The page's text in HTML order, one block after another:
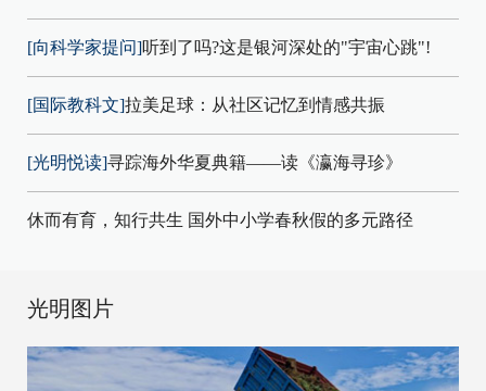
[向科学家提问]听到了吗?这是银河深处的"宇宙心跳"!
[国际教科文]拉美足球：从社区记忆到情感共振
[光明悦读]寻踪海外华夏典籍——读《瀛海寻珍》
休而有育，知行共生 国外中小学春秋假的多元路径
光明图片